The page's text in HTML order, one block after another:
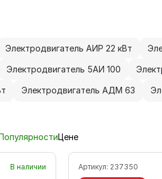
Электродвигатель АИР 22 кВт
Электродвигатель 5АИ 100
Электродвигатель АДМ 63
Цене
В наличии Артикул: 237350